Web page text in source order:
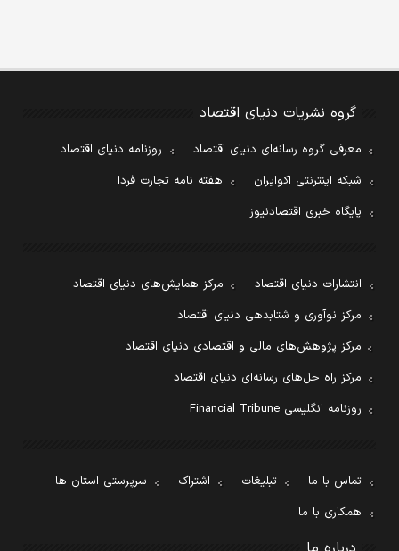
گروه نشریات دنیای اقتصاد
معرفی گروه رسانه‌ای دنیای اقتصاد
روزنامه دنیای اقتصاد
شبکه اینترنتی اکوایران
هفته نامه تجارت فردا
پایگاه خبری اقتصادنیوز
انتشارات دنیای اقتصاد
مرکز همایش‌های دنیای اقتصاد
مرکز نوآوری و شتابدهی دنیای اقتصاد
مرکز پژوهش‌های مالی و اقتصادی دنیای اقتصاد
مرکز راه حل‌های رسانه‌ای دنیای اقتصاد
روزنامه انگلیسی Financial Tribune
تماس با ما تبلیغات اشتراک
سرپرستی استان ها
همکاری با ما